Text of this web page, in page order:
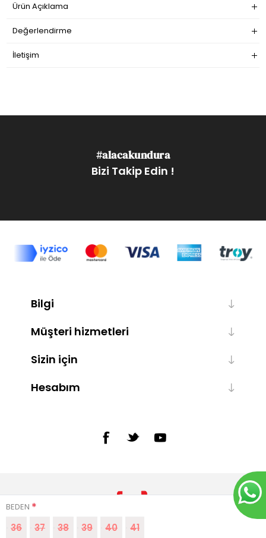
BEDEN *
36 37 38 39 40 41
Ürün Açıklama
Değerlendirme
İletişim
#alacakundura
Bizi Takip Edin !
Bilgi
Müşteri hizmetleri
Sizin için
Hesabım